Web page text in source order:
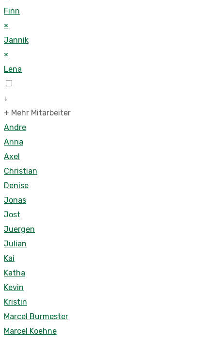
Finn
×
Jannik
×
Lena
↓
+ Mehr Mitarbeiter
Andre
Anna
Axel
Christian
Denise
Jonas
Jost
Juergen
Julian
Kai
Katha
Kevin
Kristin
Marcel Burmester
Marcel Koehne